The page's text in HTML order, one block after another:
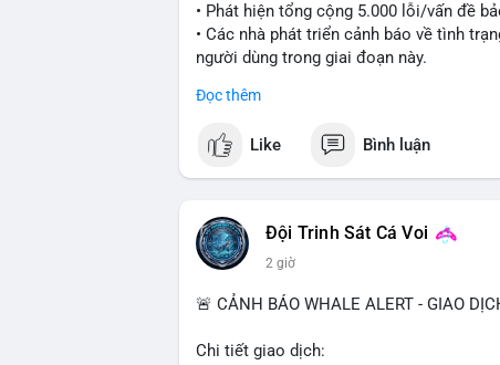
• Phát hiện tổng cộng 5.000 lỗi/vấn đề
• Các nhà phát triển cảnh báo về tình
người dùng trong giai đoạn này.
#bitcoin
$btc
📰 Nguồn: Cointelegraph
Đọc thêm
Like Bình luận
Đội Trinh Sát Cá Voi
2 giờ
🚨 CẢNH BÁO WHALE ALERT - GIAO
Chi tiết giao dịch: